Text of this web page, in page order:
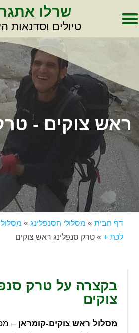
שרלו
טיולים וסדנאות
ראש צוקים -
דף הבית » מסלולי הסנפלינג »
לכת + »טרק סנפלינג ראש צוקים
בקצרה על טרק
צוקים
מסלול ראש צוקים-קומראן–